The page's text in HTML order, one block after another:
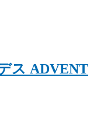
ス ADVENT